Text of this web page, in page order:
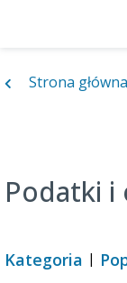
Strona główna
Podatki i
Kategoria